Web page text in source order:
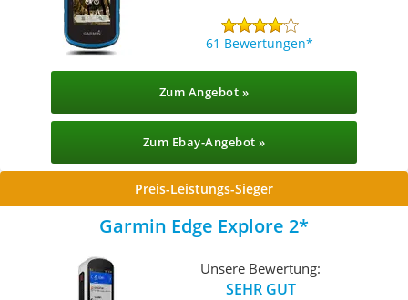
61 Bewertungen
Zum Angebot »
Zum Ebay-Angebot »
Preis-Leistungs-Sieger
Garmin Edge Explore 2
Unsere Bewertung:
SEHR GUT